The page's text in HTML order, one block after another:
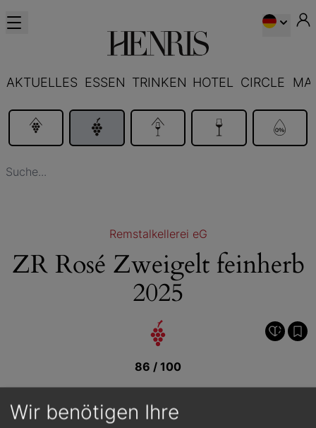
AKTUELLES ESSEN TRINKEN HOTEL CIRCLE
Remstalkellerei eG
ZR Rosé Zweigelt feinherb
2025
86 / 100
Wir benötigen Ihre